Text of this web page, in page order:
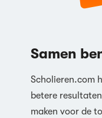
Samen
Scholieren.com
betere
maken voor de